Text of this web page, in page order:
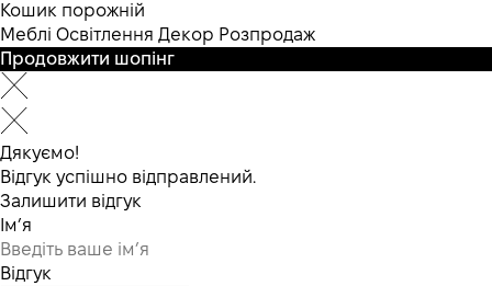
Кошик порожній
Меблі Освітлення Декор Розпродаж
Продовжити шопінг
Дякуємо!
Відгук успішно відправлений.
Залишити відгук
Ім’я
Відгук